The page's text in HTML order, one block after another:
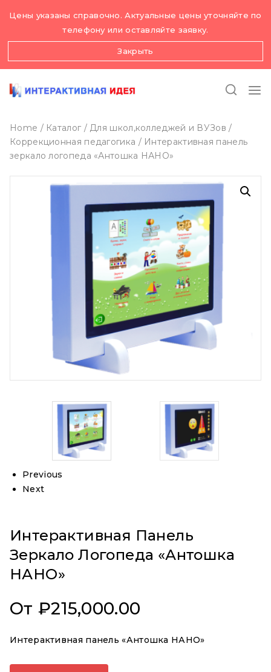
Цены указаны справочно. Актуальные цены уточняйте по
телефону или оставляйте заявку.
Закрыть
Home / Каталог / Для школ,колледжей и ВУЗов /
Коррекционная педагогика / Интерактивная панель
зеркало логопеда «Антошка НАНО»
Previous
Next
Интерактивная Панель
Зеркало Логопеда «Антошка
НАНО»
От ₽215,000.00
Интерактивная панель «Антошка НАНО»